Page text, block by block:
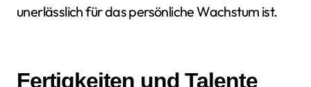
unerlässlich für das persönliche Wachstum ist.
Fertigkeiten und Talente